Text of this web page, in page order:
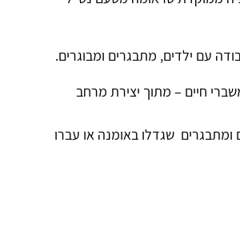
עם ילדים, מתבגרים ומבוגרים.
חיים – מתוך יצירת מרחב
ומתבגרים שגדלו באומנה או עברו